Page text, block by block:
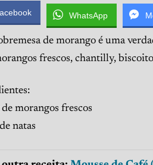
WhatsApp
de morango é uma
frescos, chantilly,
morangos frescos
natas